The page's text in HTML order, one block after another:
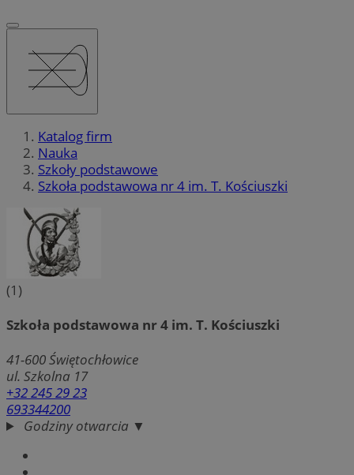
Katalog firm
Nauka
Szkoły podstawowe
Szkoła podstawowa nr 4 im. T. Kościuszki
(1)
Szkoła podstawowa nr 4 im. T. Kościuszki
41-600Świętochłowice
ul. Szkolna 17
+32 245 29 23
693344200
Godziny otwarcia ▼